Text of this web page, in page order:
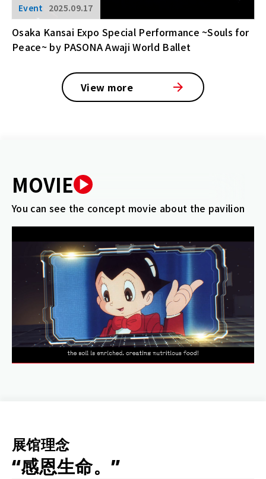
2025.09.17
Osaka Kansai Expo Special Performance ~Souls for
Peace~ by PASONA Awaji World Ballet
View more
MOVIE
You can see the concept movie about the pavilion
展馆理念
“感恩生命。”